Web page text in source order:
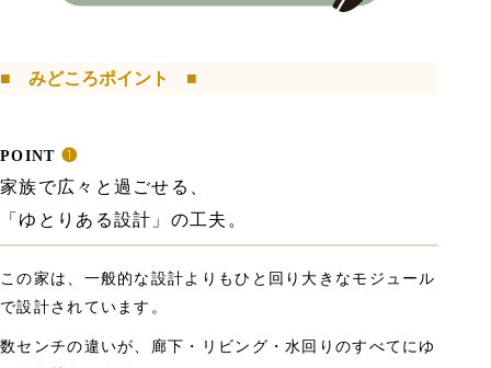
■ みどころポイント ■
POINT ❶
家族で広々と過ごせる、
「ゆとりある設計」の工夫。
この家は、一般的な設計よりもひと回り大きなモジュール
で設計されています。
数センチの違いが、廊下・リビング・水回りのすべてにゆ